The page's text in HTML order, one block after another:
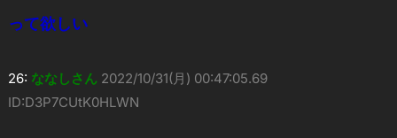
って欲しい
26: ななしさん 2022/10/31(月) 00:47:05.69
ID:D3P7CUtK0HLWN